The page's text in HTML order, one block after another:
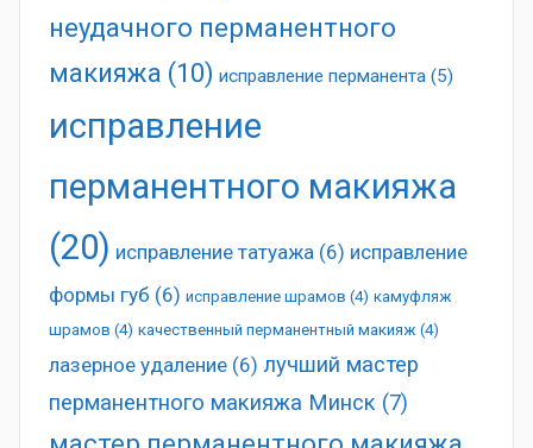
неудачного перманентного
макияжа (10) исправление перманента (5)
исправление
перманентного макияжа
(20) исправление татуажа (6) исправление
формы губ (6) исправление шрамов (4) камуфляж
шрамов (4) качественный перманентный макияж (4)
лазерное удаление (6) лучший мастер
перманентного макияжа Минск (7)